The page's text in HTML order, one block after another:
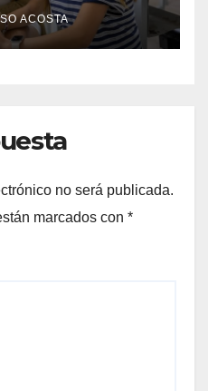
ACOSTA
no será publicada.
marcados con *